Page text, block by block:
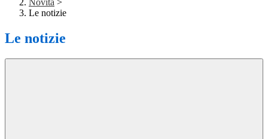
Novità >
Le notizie
Le notizie